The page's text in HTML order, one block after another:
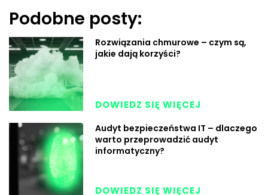
Podobne posty:
Rozwiązania chmurowe – czym są,
jakie dają korzyści?
DOWIEDZ SIĘ WIĘCEJ
Audyt bezpieczeństwa IT – dlaczego
warto przeprowadzić audyt
informatyczny?
DOWIEDZ SIĘ WIĘCEJ